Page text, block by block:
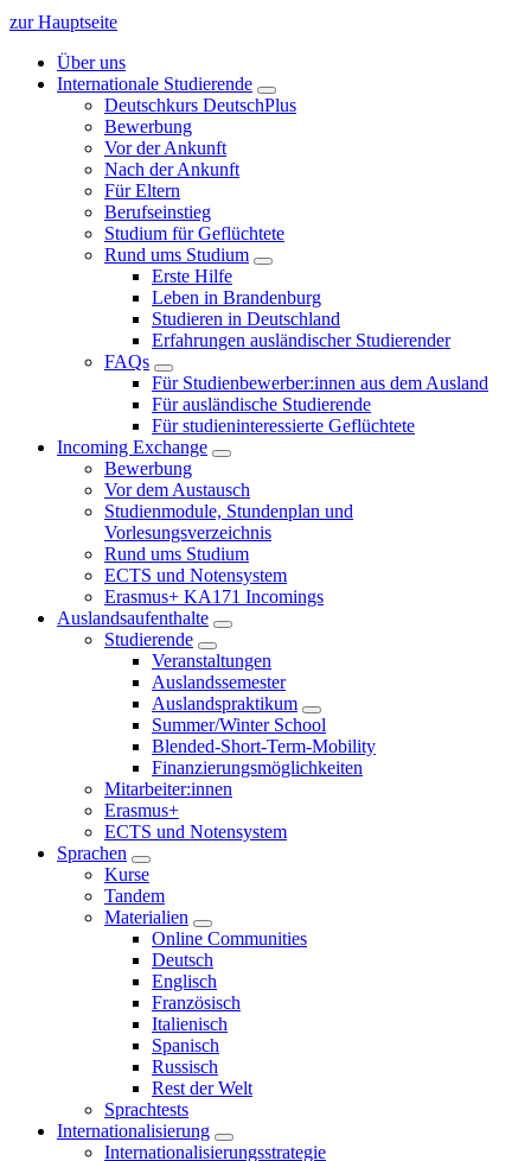
zur Hauptseite
Über uns
Internationale Studierende
Deutschkurs DeutschPlus
Bewerbung
Vor der Ankunft
Nach der Ankunft
Für Eltern
Berufseinstieg
Studium für Geflüchtete
Rund ums Studium
Erste Hilfe
Leben in Brandenburg
Studieren in Deutschland
Erfahrungen ausländischer Studierender
FAQs
Für Studienbewerber:innen aus dem Ausland
Für ausländische Studierende
Für studieninteressierte Geflüchtete
Incoming Exchange
Bewerbung
Vor dem Austausch
Studienmodule, Stundenplan und
Vorlesungsverzeichnis
Rund ums Studium
ECTS und Notensystem
Erasmus+ KA171 Incomings
Auslandsaufenthalte
Studierende
Veranstaltungen
Auslandssemester
Auslandspraktikum
Summer/Winter School
Blended-Short-Term-Mobility
Finanzierungsmöglichkeiten
Mitarbeiter:innen
Erasmus+
ECTS und Notensystem
Sprachen
Kurse
Tandem
Materialien
Online Communities
Deutsch
Englisch
Französisch
Italienisch
Spanisch
Russisch
Rest der Welt
Sprachtests
Internationalisierung
Internationalisierungsstrategie